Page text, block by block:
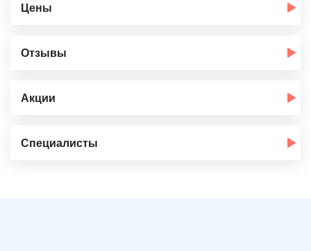
Цены
Отзывы
Акции
Специалисты